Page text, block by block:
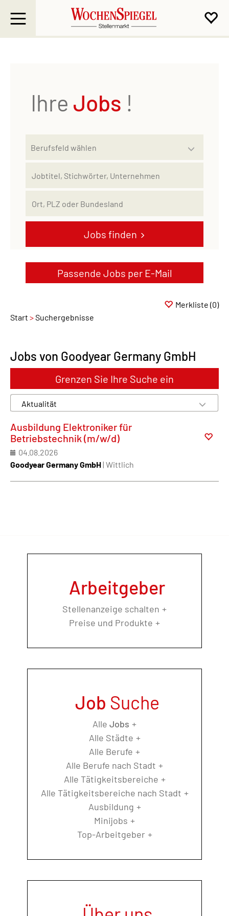
Passende Jobs per E-Mail
Ihre Jobs !
Jobs finden
Start Suchergebnisse
Merkliste (0)
Jobs von Goodyear Germany GmbH
Grenzen Sie Ihre Suche ein
Ausbildung Elektroniker für
Betriebstechnik (m/w/d)
04.08.2026
Goodyear Germany GmbH| Wittlich
Arbeitgeber
Stellenanzeige schalten
Preise und Produkte
Job Suche
Alle Jobs
Alle Städte
Alle Berufe
Alle Berufe nach Stadt
Alle Tätigkeitsbereiche
Alle Tätigkeitsbereiche nach Stadt
Ausbildung
Minijobs
Top-Arbeitgeber